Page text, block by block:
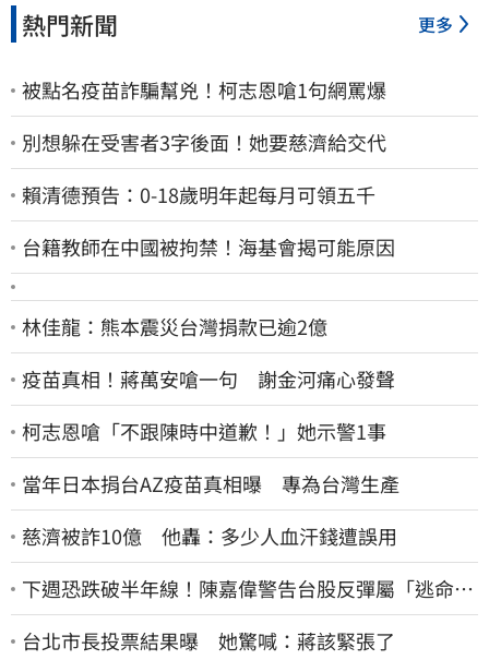
熱門新聞 更多
被點名疫苗詐騙幫兇！柯志恩嗆1句網罵爆
別想躲在受害者3字後面！她要慈濟給交代
賴清德預告：0-18歲明年起每月可領五千
台籍教師在中國被拘禁！海基會揭可能原因
林佳龍：熊本震災台灣捐款已逾2億
疫苗真相！蔣萬安嗆一句 謝金河痛心發聲
柯志恩嗆「不跟陳時中道歉！」她示警1事
當年日本捐台AZ疫苗真相曝 專為台灣生產
慈濟被詐10億 他轟：多少人血汗錢遭誤用
下週恐跌破半年線！陳嘉偉警告台股反彈屬「逃命
波」：空頭大屠殺剛開始
台北市長投票結果曝 她驚喊：蔣該緊張了